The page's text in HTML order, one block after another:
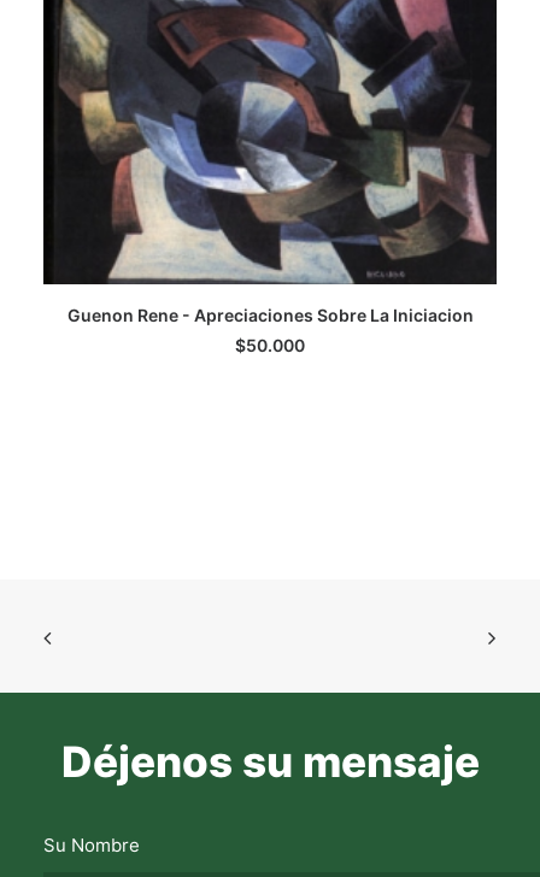
Guenon Rene - Apreciaciones Sobre La Iniciacion
$50.000
Déjenos su mensaje
Su Nombre